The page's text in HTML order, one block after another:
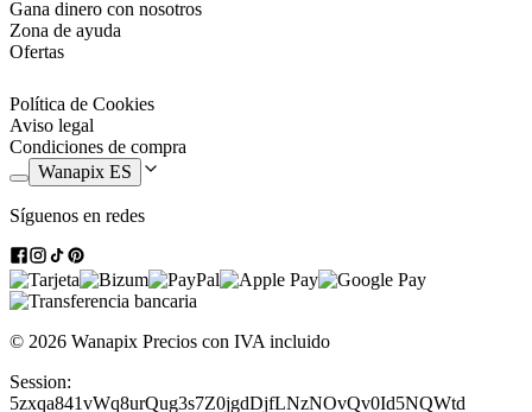
Gana dinero con nosotros
Zona de ayuda
Ofertas
Política de Cookies
Aviso legal
Condiciones de compra
Wanapix ES
Síguenos en redes
© 2026 Wanapix Precios con IVA incluido
Session:
5zxqa841vWq8urQug3s7Z0jgdDjfLNzNOvQv0Id5NQWtd